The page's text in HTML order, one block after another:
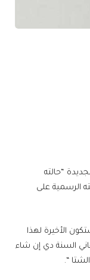
“حالته
الرسمية على
الأخيرة لهذا
السنة دي إن شاء
“.